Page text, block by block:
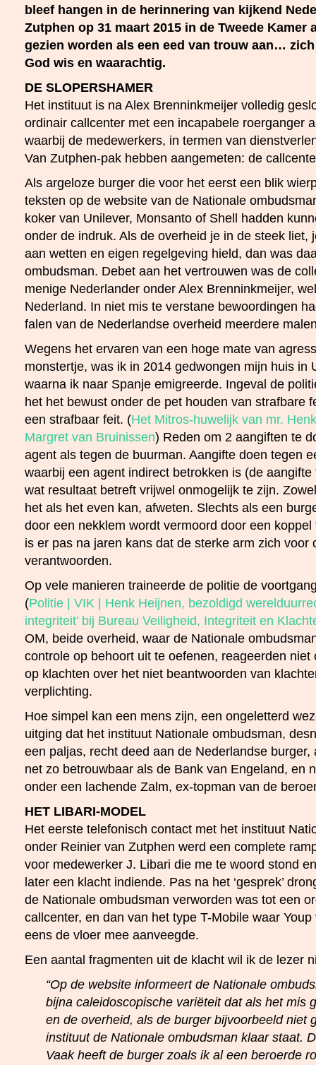
bleef hangen in de herinnering van kijkend
Zutphen op 31 maart 2015 in de Tweede Kamer
gezien worden als een eed van trouw aan…
God wis en waarachtig.
DE SLOPERSHAMER
Het instituut is na Alex Brenninkmeijer volledig
ordinair callcenter met een incapabele roerganger
waarbij de medewerkers, in termen van
Van Zutphen-pak hebben aangemeten: de
Als argeloze burger die voor het eerst een blik
teksten op de website van de Nationale
koker van Unilever, Monsanto of Shell hadden
onder de indruk. Als de overheid je in de steek liet,
aan wetten en eigen regelgeving hield, dan was
ombudsman. Debet aan het vertrouwen was de
menige Nederlander onder Alex Brenninkmeijer,
Nederland. In niet mis te verstane bewoordingen
falen van de Nederlandse overheid meerdere
Wegens het ervaren van een hoge mate van
monstertje, was ik in 2014 gedwongen mijn huis in
waarna ik naar Spanje emigreerde. Ingeval de
het het bewust onder de pet houden van strafbare
een strafbaar feit. (Het Mitros-huwelijk van mr.
Margret van Bruinissen) Reden om 2 aangiften te
agent als tegen de buurman. Aangifte doen tegen
waarbij een agent indirect betrokken is (de
wat resultaat betreft vrijwel onmogelijk te zijn.
het als het even kan, afweten. Slechts als een
door een nekklem wordt vermoord door een
is er pas na jaren kans dat de sterke arm zich voor
verantwoorden.
Op vele manieren traineerde de politie de
(Politie | VIK | Henk Heijnen, bezoldigd
integriteit’ bij Bureau Veiligheid, Integriteit en
OM, beide overheid, waar de Nationale
controle op behoort uit te oefenen, reageerden niet
op klachten over het niet beantwoorden van
verplichting.
Hoe simpel kan een mens zijn, een ongeletterd
uitging dat het instituut Nationale ombudsman,
een paljas, recht deed aan de Nederlandse burger,
net zo betrouwbaar als de Bank van Engeland, en
onder een lachende Zalm, ex-topman van de
HET LIBARI-MODEL
Het eerste telefonisch contact met het instituut
onder Reinier van Zutphen werd een complete
voor medewerker J. Libari die me te woord stond
later een klacht indiende. Pas na het ‘gesprek’
de Nationale ombudsman verworden was tot een
callcenter, en dan van het type T-Mobile waar
eens de vloer mee aanveegde.
Een aantal fragmenten uit de klacht wil ik de lezer
“Op de website informeert de Nationale
bijna caleidoscopische variëteit dat als het mis
en de overheid, als de burger bijvoorbeeld niet
instituut de Nationale ombudsman klaar staat.
Vaak heeft de burger zoals ik al een beroerde